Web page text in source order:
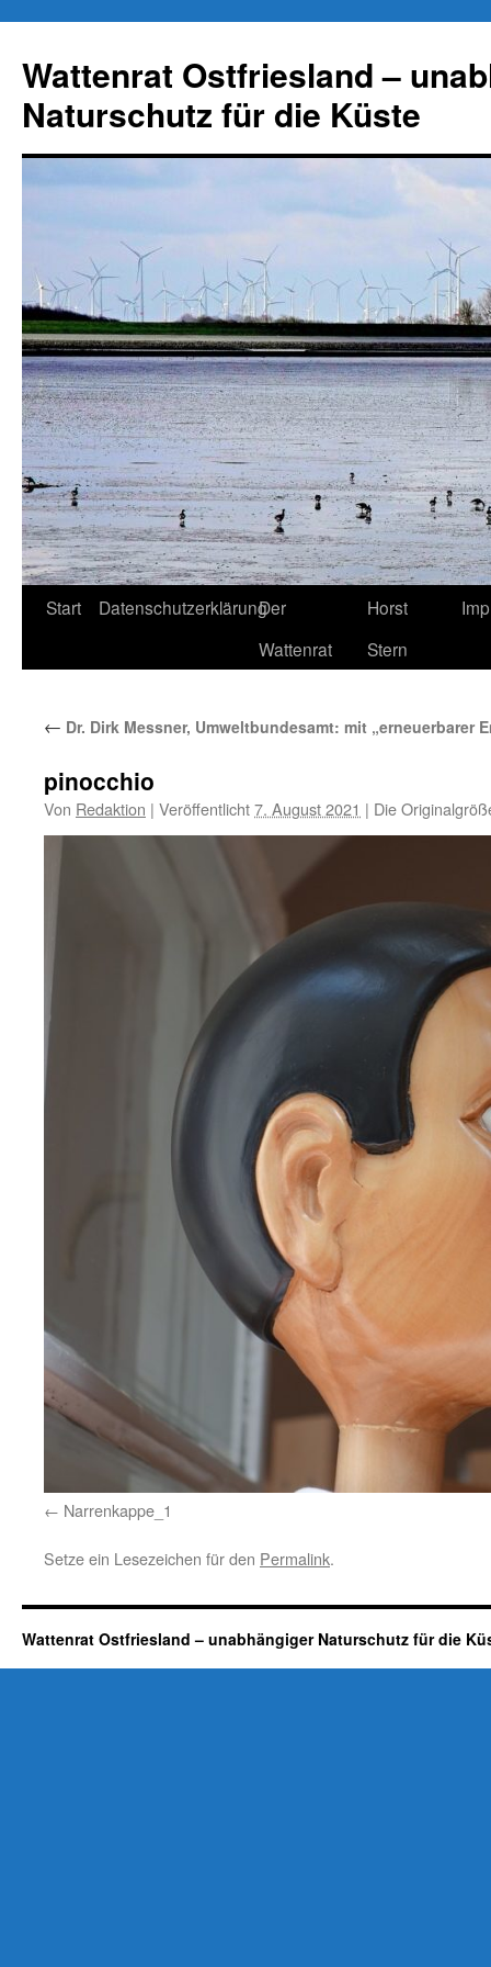
springen
Wattenrat Ostfriesland –
Naturschutz für die Küste
Start DatenschutzerklärungDer
Wattenrat
Horst
Stern
← Dr. Dirk Messner, Umweltbundesamt: mit „erneuerbarer
pinocchio
Von Redaktion | Veröffentlicht7. August 2021 | Die
Narrenkappe_1
Setze ein Lesezeichen für den Permalink.
Wattenrat Ostfriesland – unabhängiger Naturschutz für die